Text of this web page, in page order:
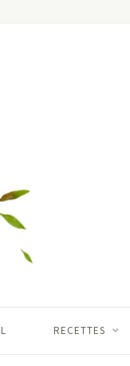
RECETTES